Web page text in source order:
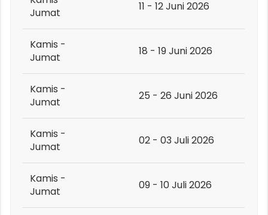
Jumat
11 - 12 Juni 2026
Kamis -
Jumat
18 - 19 Juni 2026
Kamis -
Jumat
25 - 26 Juni 2026
Kamis -
Jumat
02 - 03 Juli 2026
Kamis -
Jumat
09 - 10 Juli 2026